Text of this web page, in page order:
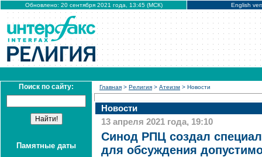
Обновлено: 20 сентября 2021 года, 13:45 (МСК) English
Поиск по сайту:
Памятные даты
Главная > Религия > Атеизм > Новости
Новости
13 апреля 2021 года, 19:10
Синод РПЦ создал
для обсуждения